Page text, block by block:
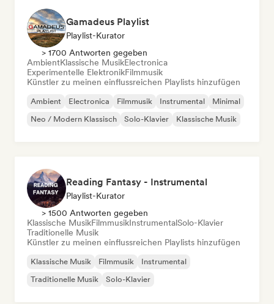
Gamadeus Playlist
Playlist-Kurator
> 1700 Antworten gegeben
AmbientKlassische MusikElectronica
Experimentelle ElektronikFilmmusik
Künstler zu meinen einflussreichen Playlists hinzufügen
Ambient Electronica Filmmusik Instrumental
Minimal
Neo / Modern Klassisch
Solo-Klavier Klassische Musik
Reading Fantasy - Instrumental
Playlist-Kurator
> 1500 Antworten gegeben
Klassische MusikFilmmusikInstrumentalSolo-Klavier
Traditionelle Musik
Künstler zu meinen einflussreichen Playlists hinzufügen
Klassische Musik Filmmusik
Instrumental
Traditionelle Musik
Solo-Klavier